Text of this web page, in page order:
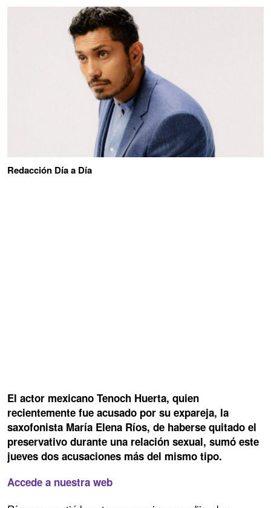
Redacción Día a Día
El actor mexicano Tenoch Huerta, quien
recientemente fue acusado por su expareja, la
saxofonista María Elena Ríos, de haberse quitado el
preservativo durante una relación sexual, sumó este
jueves dos acusaciones más del mismo tipo.
Accede a nuestra web